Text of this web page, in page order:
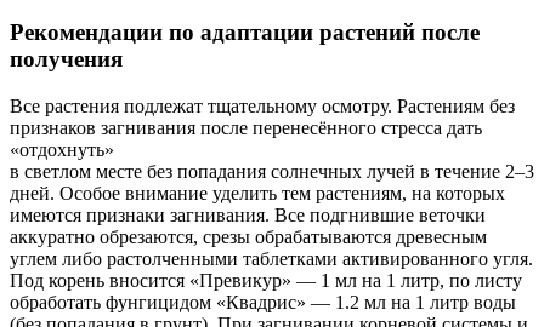
Рекомендации по адаптации растений после
получения
Все растения подлежат тщательному осмотру. Растениям без
признаков загнивания после перенесённого стресса дать
«отдохнуть»
в светлом месте без попадания солнечных лучей в течение 2–3
дней. Особое внимание уделить тем растениям, на которых
имеются признаки загнивания. Все подгнившие веточки
аккуратно обрезаются, срезы обрабатываются древесным
углем либо растолченными таблетками активированного угля.
Под корень вносится «Превикур» — 1 мл на 1 литр, по листу
обработать фунгицидом «Квадрис» — 1.2 мл на 1 литр воды